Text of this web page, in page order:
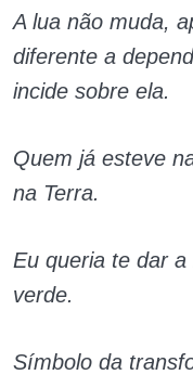
A lua não muda,
diferente a
incide sobre ela.
Quem já esteve
na Terra.
Eu queria te dar
verde.
Símbolo da